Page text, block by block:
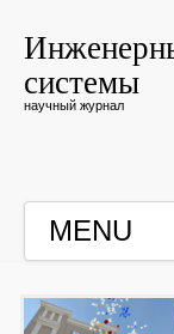
системы
научный журнал
MENU